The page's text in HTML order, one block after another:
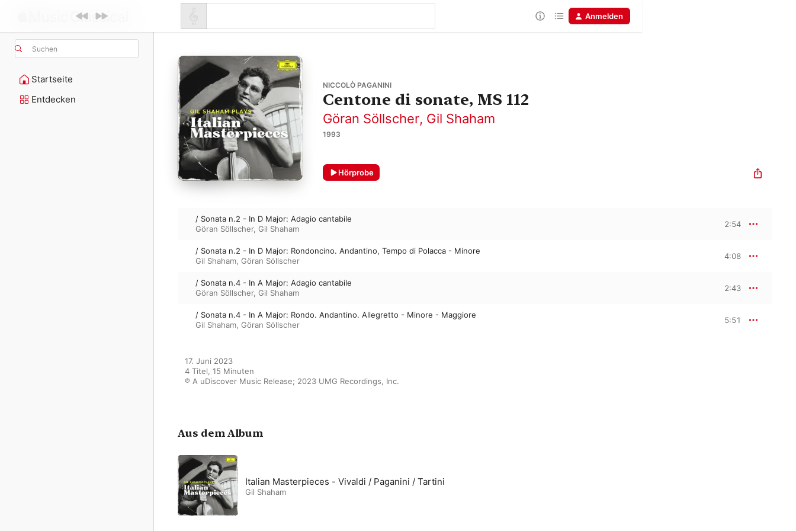
Suchen
Startseite
Entdecken
Anmelden
NICCOLÒ PAGANINI
Centone di sonate, MS 112
Göran Söllscher, Gil Shaham
1993
Hörprobe
/ Sonata n.2 - In D Major: Adagio cantabile
Göran Söllscher, Gil Shaham
2:54
/ Sonata n.2 - In D Major: Rondoncino. Andantino, Tempo di Polacca - Minore
Gil Shaham, Göran Söllscher
4:08
/ Sonata n.4 - In A Major: Adagio cantabile
Göran Söllscher, Gil Shaham
2:43
/ Sonata n.4 - In A Major: Rondo. Andantino. Allegretto - Minore - Maggiore
Gil Shaham, Göran Söllscher
5:51
17. Juni 2023
4 Titel, 15 Minuten
℗ A uDiscover Music Release; 2023 UMG Recordings, Inc.
Aus dem Album
Italian Masterpieces - Vivaldi / Paganini / Tartini
Gil Shaham